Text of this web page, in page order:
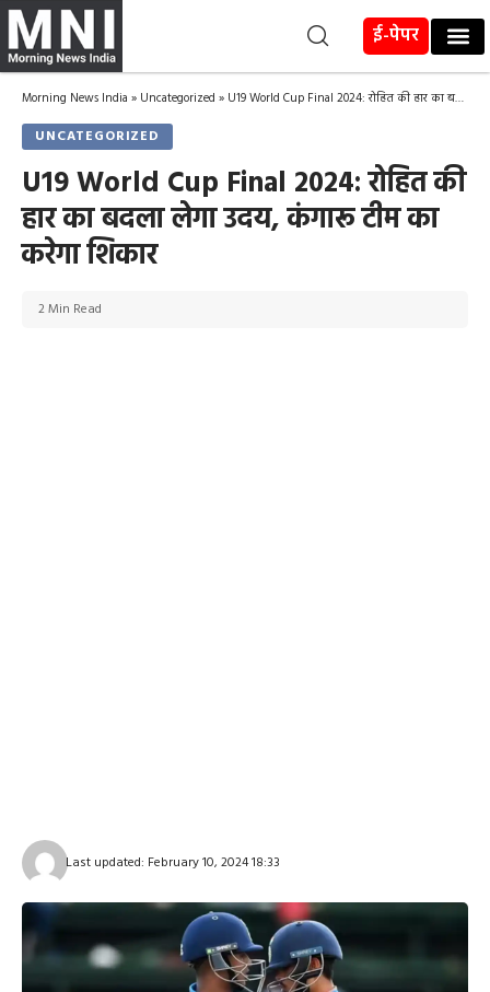
ई-पेपर
Morning News India » Uncategorized » U19 World Cup Final 2024: रोहित की हार का बदला लेगा उदय, कंगारू टीम का करेगा शिकार
UNCATEGORIZED
U19 World Cup Final 2024: रोहित की
हार का बदला लेगा उदय, कंगारू टीम का
करेगा शिकार
Last updated: February 10, 2024 18:33
2 Min Read